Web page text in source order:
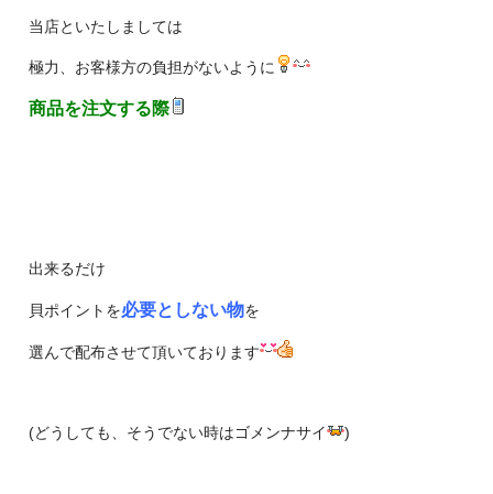
当店といたしましては
極力、お客様方の負担がないように
商品を注文する際
出来るだけ
貝ポイントを必要としない物を
選んで配布させて頂いております
(どうしても、そうでない時はゴメンナサイ )